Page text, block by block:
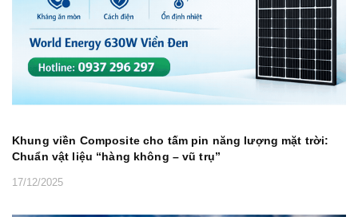
Khung viền Composite cho tấm pin năng lượng mặt trời:
Chuẩn vật liệu “hàng không – vũ trụ”
17/12/2025